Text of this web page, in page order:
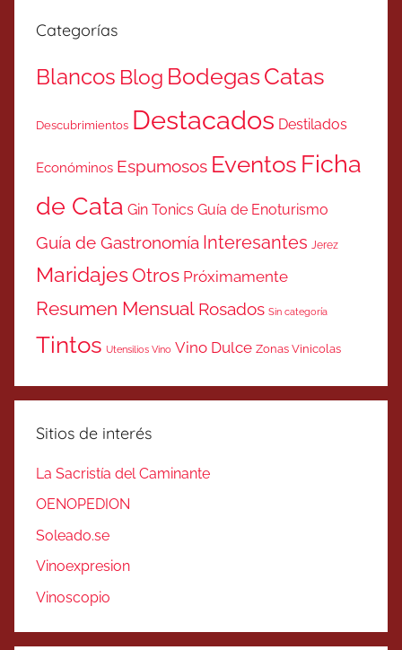
Categorías
Blancos Blog BodegasCatas
Descubrimientos Destacados Destilados
Económinos Espumosos Eventos Ficha
de Cata Gin Tonics Guía de Enoturismo
Guía de Gastronomía Interesantes Jerez
MaridajesOtros Próximamente
Resumen Mensual Rosados Sin categoría
Tintos Utensilios Vino Vino Dulce Zonas Vinicolas
Sitios de interés
La Sacristía del Caminante
OENOPEDION
Soleado.se
Vinoexpresion
Vinoscopio